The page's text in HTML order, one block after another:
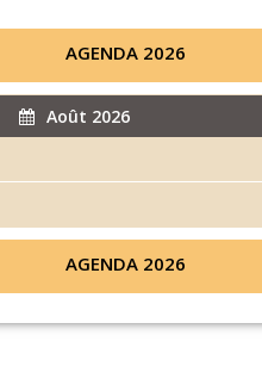
AGENDA 2026
Août 2026
AGENDA 2026